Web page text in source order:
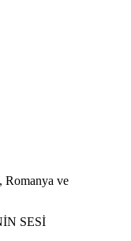
Romanya ve
SESİ